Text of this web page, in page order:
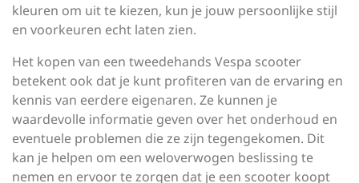
kleuren om uit te kiezen, kun je jouw persoonlijke stijl
en voorkeuren echt laten zien.
Het kopen van een tweedehands Vespa scooter
betekent ook dat je kunt profiteren van de ervaring en
kennis van eerdere eigenaren. Ze kunnen je
waardevolle informatie geven over het onderhoud en
eventuele problemen die ze zijn tegengekomen. Dit
kan je helpen om een weloverwogen beslissing te
nemen en ervoor te zorgen dat je een scooter koopt